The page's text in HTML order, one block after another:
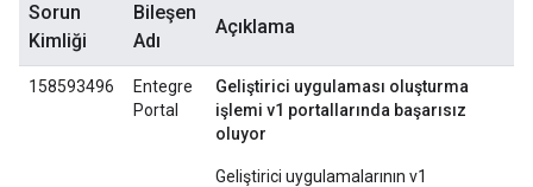
Sorun
Kimliği
Bileşen
Adı
Açıklama
158593496
Entegre
Portal
Geliştirici uygulaması oluşturma
işlemi v1 portallarında başarısız
oluyor
Geliştirici uygulamalarının v1